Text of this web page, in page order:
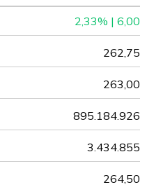
2,33% | 6,00
262,75
263,00
895.184.926
3.434.855
264,50